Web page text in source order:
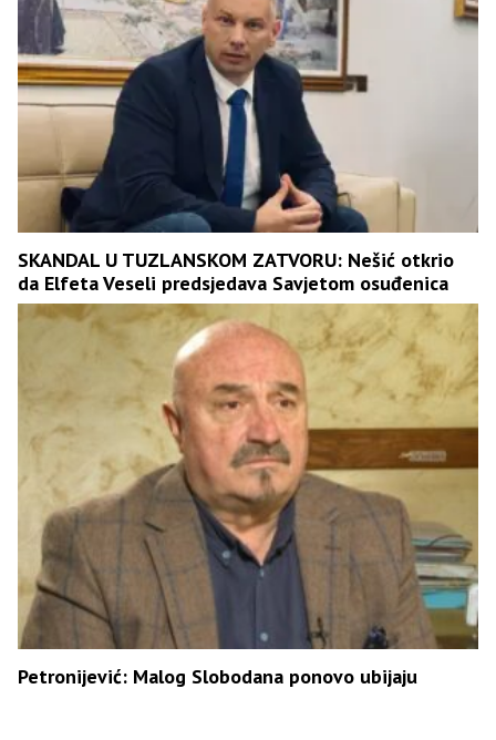
SKANDAL U TUZLANSKOM ZATVORU: Nešić otkrio
da Elfeta Veseli predsjedava Savjetom osuđenica
Petronijević: Malog Slobodana ponovo ubijaju